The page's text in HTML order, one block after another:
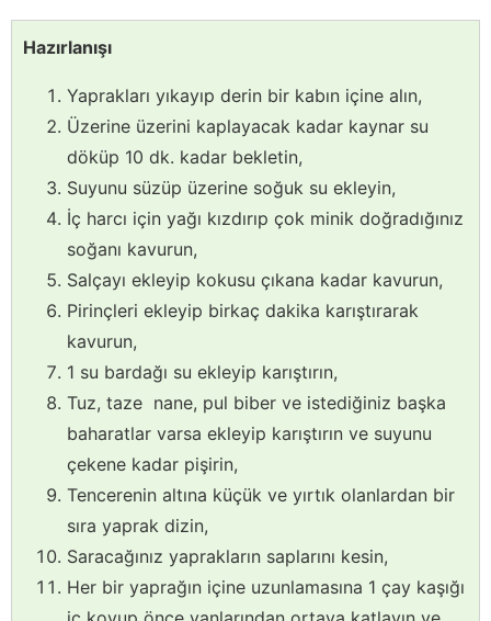
Hazırlanışı
Yaprakları yıkayıp derin bir kabın içine alın,
Üzerine üzerini kaplayacak kadar kaynar su
döküp 10 dk. kadar bekletin,
Suyunu süzüp üzerine soğuk su ekleyin,
İç harcı için yağı kızdırıp çok minik doğradığınız
soğanı kavurun,
Salçayı ekleyip kokusu çıkana kadar kavurun,
Pirinçleri ekleyip birkaç dakika karıştırarak
kavurun,
1 su bardağı su ekleyip karıştırın,
Tuz, taze nane, pul biber ve istediğiniz başka
baharatlar varsa ekleyip karıştırın ve suyunu
çekene kadar pişirin,
Tencerenin altına küçük ve yırtık olanlardan bir
sıra yaprak dizin,
Saracağınız yaprakların saplarını kesin,
Her bir yaprağın içine uzunlamasına 1 çay kaşığı